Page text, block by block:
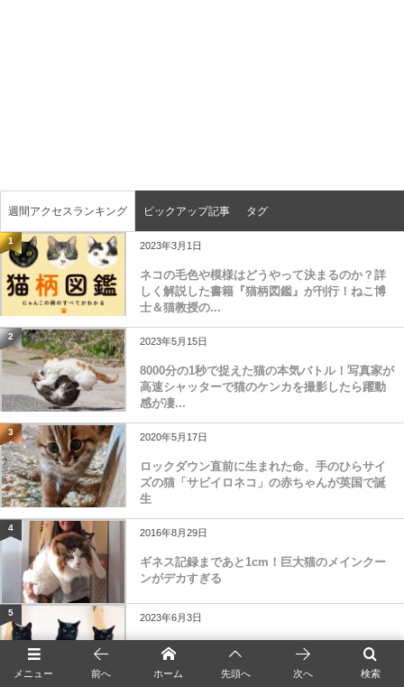
週間アクセスランキング ピックアップ記事 タグ
1 2023年3月1日
ネコの毛色や模様はどうやって決まるのか？詳
しく解説した書籍『猫柄図鑑』が刊行！ねこ博
士＆猫教授の...
2 2023年5月15日
8000分の1秒で捉えた猫の本気バトル！写真家が
高速シャッターで猫のケンカを撮影したら躍動
感が凄...
3 2020年5月17日
ロックダウン直前に生まれた命、手のひらサイ
ズの猫「サビイロネコ」の赤ちゃんが英国で誕
生
4 2016年8月29日
ギネス記録まであと1cm！巨大猫のメインクー
ンがデカすぎる
5 2023年6月3日
【ニャルベロス】3つの頭をもつ猫の姿がギリシ
ャ神話に登場しそうな存在感→可愛さを隠しき
れない黒猫...
メニュー 検索
前へ ホーム 先頭へ 次へ